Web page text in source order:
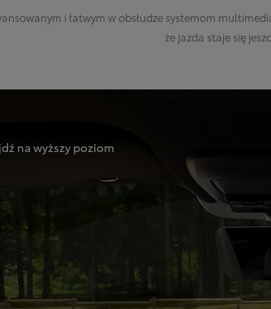
i łatwym w obsłudze systemom
że jazda staje się
na wyższy poziom